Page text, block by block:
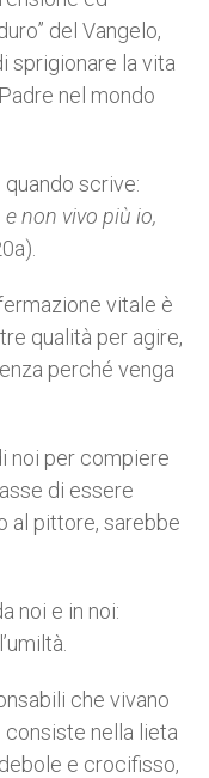
del Vangelo,
sprigionare la vita
nel mondo
scrive:
non vivo più io,
vitale è
qualità per agire,
perché venga
noi per compiere
di essere
al pittore, sarebbe
noi e in noi:
che vivano
consiste nella lieta
e crocifisso,